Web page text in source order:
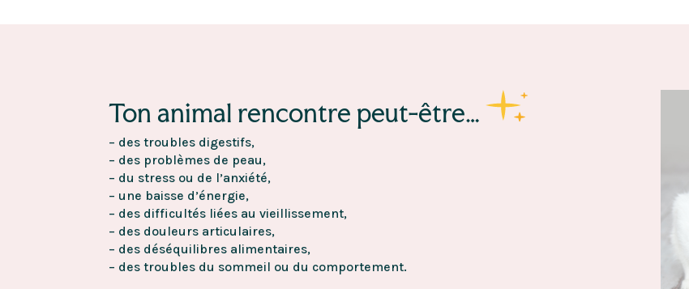
Ton animal rencontre peut-être…
– des troubles digestifs,
– des problèmes de peau,
– du stress ou de l’anxiété,
– une baisse d’énergie,
– des difficultés liées au vieillissement,
– des douleurs articulaires,
– des déséquilibres alimentaires,
– des troubles du sommeil ou du comportement.